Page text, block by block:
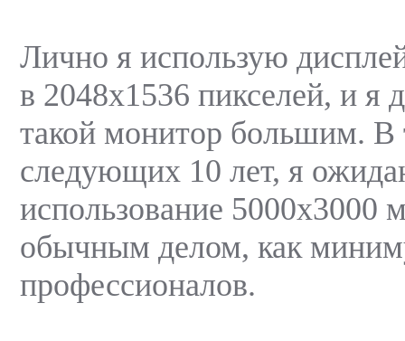
Лично я использую
в 2048х1536 пикселей, и я
такой монитор большим. В
следующих 10 лет, я
использование 5000х3000
обычным делом, как
профессионалов.